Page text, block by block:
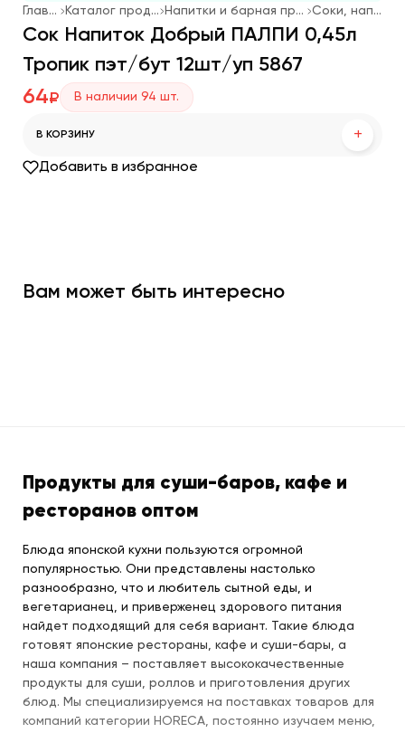
Главная Каталог продукции Напитки и барная продукция Соки, напитки
Сок Напиток Добрый ПАЛПИ 0,45л
Тропик пэт/бут 12шт/уп 5867
64₽ В наличии 94 шт.
В КОРЗИНУ +
Добавить в избранное
Вам может быть интересно
Продукты для суши-баров, кафе и
ресторанов оптом
Блюда японской кухни пользуются огромной
популярностью. Они представлены настолько
разнообразно, что и любитель сытной еды, и
вегетарианец, и приверженец здорового питания
найдет подходящий для себя вариант. Такие блюда
готовят японские рестораны, кафе и суши-бары, а
наша компания – поставляет высококачественные
продукты для суши, роллов и приготовления других
блюд. Мы специализируемся на поставках товаров для
компаний категории HORECA, постоянно изучаем меню,